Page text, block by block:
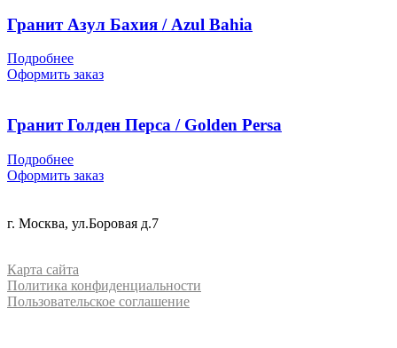
Гранит Азул Бахия / Azul Bahia
Подробнее
Оформить заказ
Гранит Голден Перса / Golden Persa
Подробнее
Оформить заказ
г. Москва, ул.Боровая д.7
Карта сайта
Политика конфиденциальности
Пользовательское соглашение